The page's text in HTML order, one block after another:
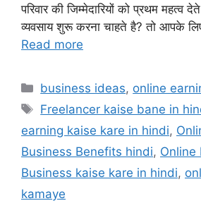
परिवार की जिम्मेदारियों को प्रथम महत्व
व्यवसाय शुरू करना चाहते है? तो आपके
Read more
Categories
business ideas, online
Tags
Freelancer kaise bane in
earning kaise kare in hindi,
Business Benefits hindi, Online
Business kaise kare in hindi,
kamaye